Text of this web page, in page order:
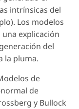
intrínsicas del
Los modelos
explicación
del
la pluma.
de
de
y Bullock